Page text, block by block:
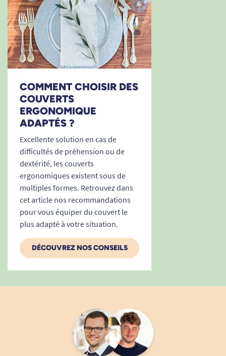
COMMENT CHOISIR DES
COUVERTS
ERGONOMIQUE
ADAPTÉS ?
Excellente solution en cas de
difficultés de préhension ou de
dextérité, les couverts
ergonomiques existent sous de
multiples formes. Retrouvez dans
cet article nos recommandations
pour vous équiper du couvert le
plus adapté à votre situation.
DÉCOUVREZ NOS CONSEILS